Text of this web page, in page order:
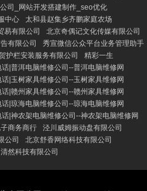
司_网站开发搭建制作_seo优化
中心
太和县赵集乡齐鹏家庭农场
易有限公司
北京奇偶记文化传媒有限公司
有限公司
秀宣微信公众平台业务管理助手
护栏安装服务有限公司
精彩一生
|普洱电脑维修公司--普洱电脑维修网
|玉树家具维修公司--玉树家具维修网
|赣州家具维修公司--赣州家具维修网
|琼海电脑维修公司--琼海电脑维修网
|神农架电脑维修公司--神农架电脑维修网
商务商行
泾川威姆振动盘有限公司
公司
北京舒香网络科技有限公司
然科技有限公司